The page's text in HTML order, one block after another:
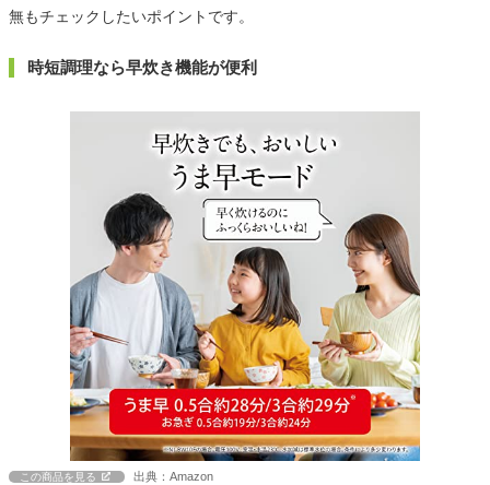
無もチェックしたいポイントです。
時短調理なら早炊き機能が便利
この商品を見る 出典：Amazon